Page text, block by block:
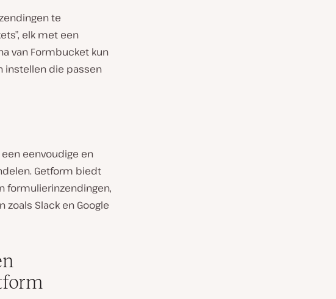
te
elk met een
van Formbucket kun
instellen die passen
eenvoudige en
Getform biedt
formulierinzendingen,
Slack en Google